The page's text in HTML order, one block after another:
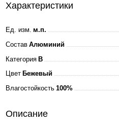
Характеристики
Ед. изм. м.п.
Состав Алюминий
Категория B
Цвет Бежевый
Влагостойкость 100%
Описание